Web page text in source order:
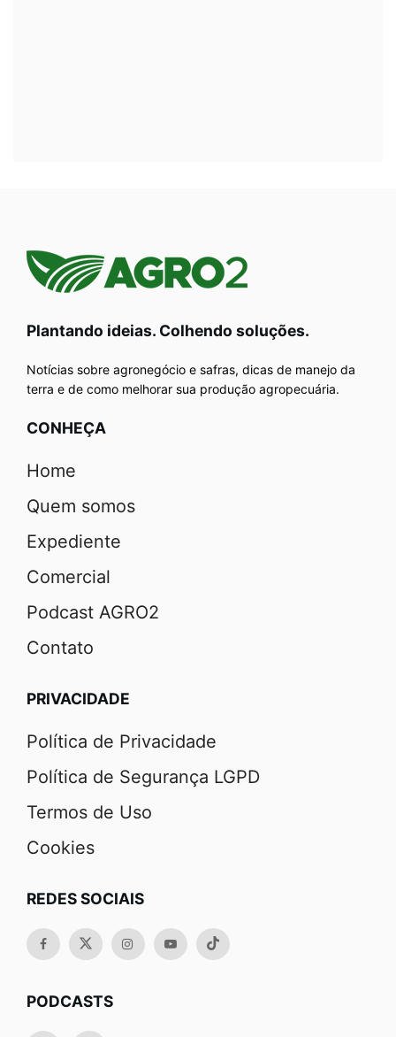
Plantando ideias. Colhendo soluções.
Notícias sobre agronegócio e safras, dicas de manejo da
terra e de como melhorar sua produção agropecuária.
CONHEÇA
Home
Quem somos
Expediente
Comercial
Podcast AGRO2
Contato
PRIVACIDADE
Política de Privacidade
Política de Segurança LGPD
Termos de Uso
Cookies
REDES SOCIAIS
PODCASTS